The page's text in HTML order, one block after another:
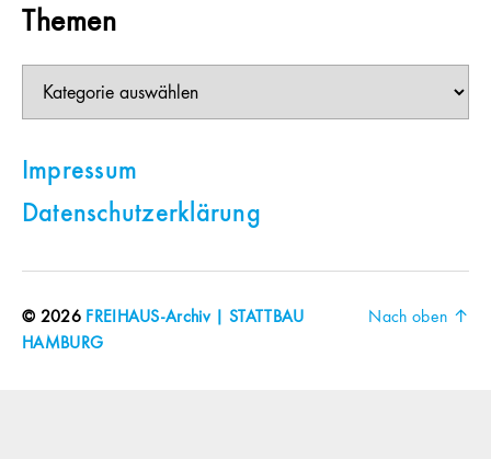
Themen
Impressum
Datenschutzerklärung
© 2026 FREIHAUS-Archiv | STATTBAU
HAMBURG
Nach oben ↑